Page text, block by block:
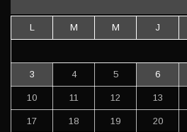
L M M J
3 4 5 6
10 11 12 13
17 18 19 20